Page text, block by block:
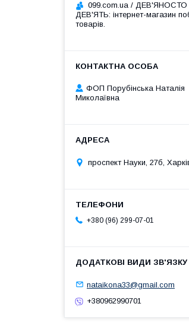
099.com.ua / ДЕВ'ЯНОСТО
ДЕВ'ЯТЬ: інтернет-магазин
товарів.
ФОП Порубінська Наталія
Миколаївна
проспект Науки, 27б,
+380 (96) 299-07-01
nataikona33@gmail.com
+380962990701